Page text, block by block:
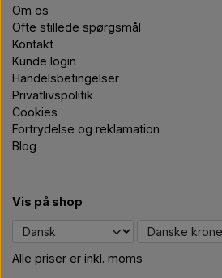
Om os
Ofte stillede spørgsmål
Kontakt
Kunde login
Handelsbetingelser
Privatlivspolitik
Cookies
Fortrydelse og reklamation
Blog
Vis på shop
Alle priser er inkl. moms